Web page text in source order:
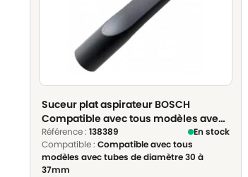
Suceur plat aspirateur BOSCH
Compatible avec tous modèles avec
tubes de diamètre 30 à 37mm -
Diamètre 35mm
Référence : 138389
En stock
Compatible : Compatible avec tous
modèles avec tubes de diamètre 30 à
37mm